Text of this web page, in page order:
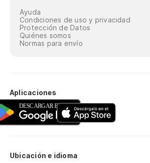
Ayuda
Condiciones de uso y privacidad
Protección de Datos
Quiénes somos
Normas para envío
Aplicaciones
Ubicación e idioma